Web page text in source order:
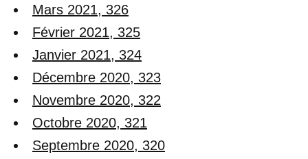
Mars 2021, 326
Février 2021, 325
Janvier 2021, 324
Décembre 2020, 323
Novembre 2020, 322
Octobre 2020, 321
Septembre 2020, 320